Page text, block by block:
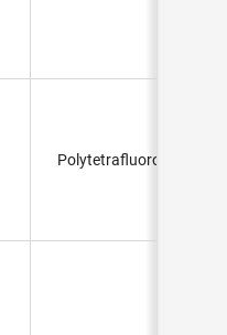
Polytetrafluoroethylene